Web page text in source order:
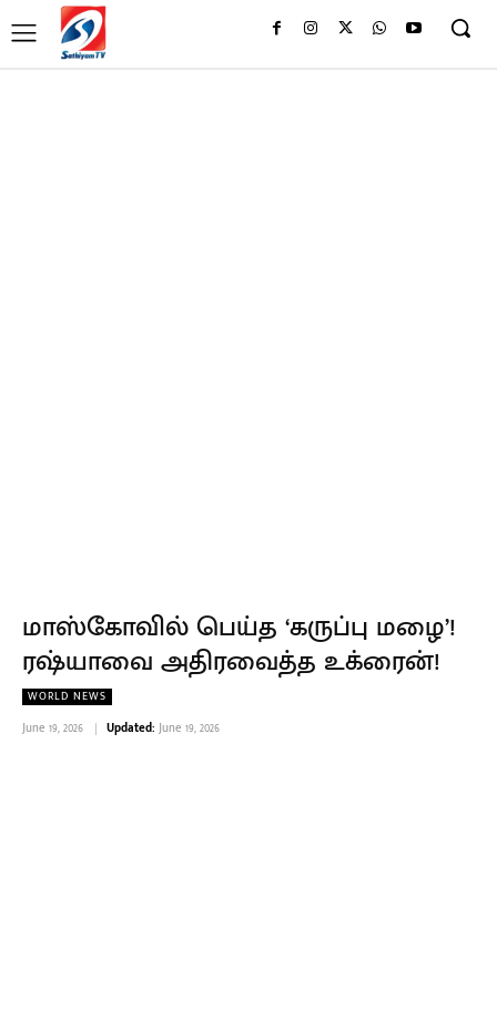
மாஸ்கோவில் பெய்த ‘கருப்பு மழை’!
ரஷ்யாவை அதிரவைத்த உக்ரைன்!
WORLD NEWS
June 19, 2026 Updated: June 19, 2026